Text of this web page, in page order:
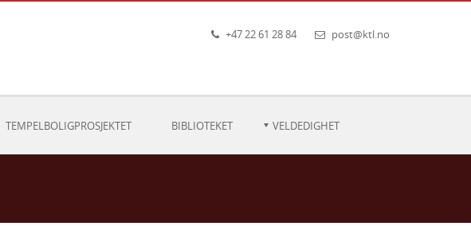
+47 22 61 28 84 post@ktl.no
TEMPELBOLIGPROSJEKTET BIBLIOTEKET VELDEDIGHET